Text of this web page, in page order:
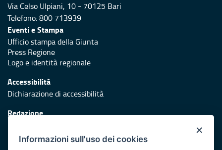
Via Celso Ulpiani, 10 - 70125 Bari
Telefono: 800 713939
Eventi e Stampa
Ufficio stampa della Giunta
Press Regione
Logo e identità regionale
Accessibilità
Dichiarazione di accessibilità
Redazione
Protezione civile
×
Informazioni sull'uso dei cookies